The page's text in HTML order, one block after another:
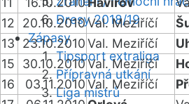
Dresy 2018/19
Zápasy
Tipsport extraliga
Přípravná utkání
Liga mistrů
12
20.10.2010Val. Meziříčí
13
23.10.2010Val. Meziříčí
15
30.10.2010Val. Meziříčí
16
03.11.2010Val. Meziříčí